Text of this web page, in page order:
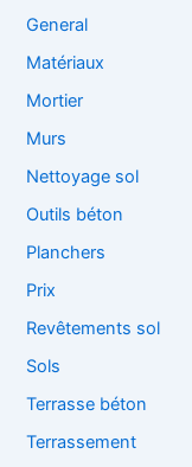
General
Matériaux
Mortier
Murs
Nettoyage sol
Outils béton
Planchers
Prix
Revêtements sol
Sols
Terrasse béton
Terrassement